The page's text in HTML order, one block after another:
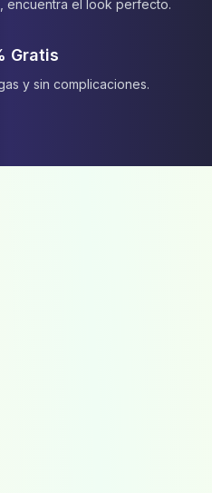
encuentra el look perfecto.
Gratis
y sin complicaciones.